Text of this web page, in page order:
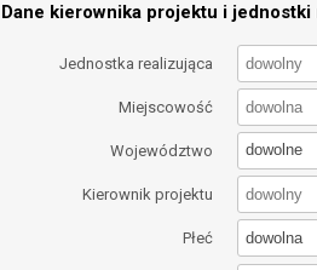
Dane kierownika projektu i
Jednostka realizująca
Miejscowość
Województwo dowolne
Kierownik projektu
Płeć dowolna